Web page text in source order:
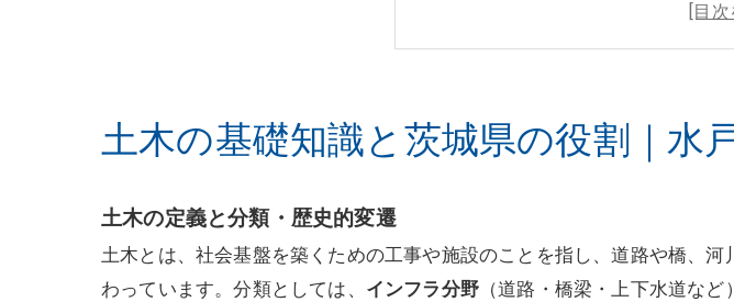
茨城県水戸市で土木が選ばれる
会社概要
関連エリア
土木の基礎知識と茨城県の役割｜水
土木の定義と分類・歴史的変遷
土木とは、社会基盤を築くための工事や施設のことを指し、道路や橋、
わっています。分類としては、 インフラ分野 （道路・橋梁・上下水道など